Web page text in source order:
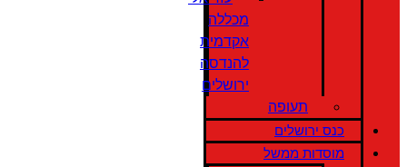
מכללה
אקדמית
להנדסה
ירושלים
תעופה
כנס ירושלים
מוסדות ממשל